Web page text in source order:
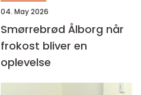
04. May 2026
Smørrebrød Ålborg når
frokost bliver en
oplevelse